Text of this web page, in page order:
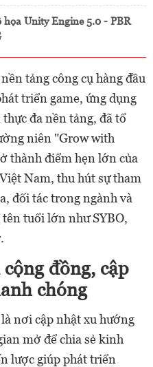
Unity Engine 5.0 - PBR
tảng công cụ hàng đầu
triển game, ứng dụng
đa nền tảng, đã tổ
niên "Grow with
thành điểm hẹn lớn của
Nam, thu hút sự tham
đối tác trong ngành và
tuổi lớn như SYBO,
đồng, cập
chóng
nơi cập nhật xu hướng
mở để chia sẻ kinh
lược giúp phát triển